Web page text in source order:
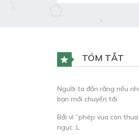
TÓM TẮT
Người ta đồn rằng nếu
bạn mới chuyển tới.
Bởi vì “phép vua còn
ngục. L